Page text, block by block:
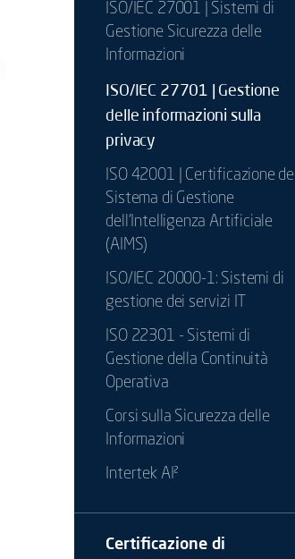
ISO/IEC 27001 | Sistemi di
Gestione Sicurezza delle
Informazioni
ISO/IEC 27701 | Gestione
delle informazioni sulla
privacy
ISO 42001 | Certificazione del
Sistema di Gestione
dell’Intelligenza Artificiale
(AIMS)
ISO/IEC 20000-1: Sistemi di
gestione dei servizi IT
ISO 22301 - Sistemi di
Gestione della Continuità
Operativa
Corsi sulla Sicurezza delle
Informazioni
Intertek AI²
Certificazione di